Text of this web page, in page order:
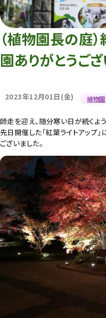
（植物園長の庭
園ありがとうご
2023年12月01日(金) 植物園
師走を迎え、随分寒い日が続くよう
先日開催した「紅葉ライトアップ
ございました。